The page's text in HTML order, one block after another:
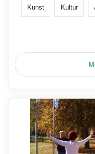
Kunst Kultur